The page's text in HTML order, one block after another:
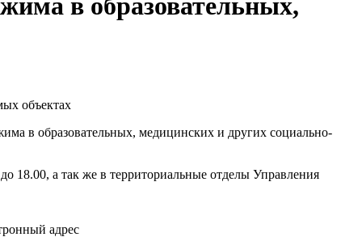
в образовательных,
объектах
в образовательных, медицинских и других социально-
18.00, а так же в территориальные отделы Управления
адрес